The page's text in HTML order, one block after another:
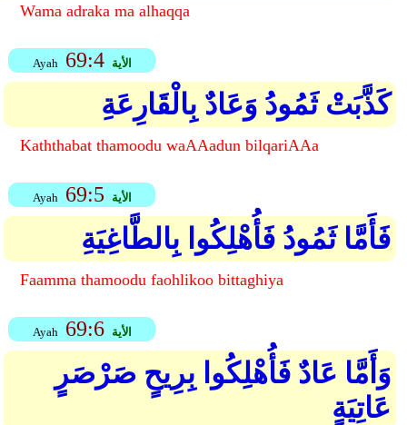
Wama adraka ma alhaqqa
Ayah 69:4 الأية
كَذَّبَتْ ثَمُودُ وَعَادٌ بِالْقَارِعَةِ
Kaththabat thamoodu waAAadun bilqariAAa
Ayah 69:5 الأية
فَأَمَّا ثَمُودُ فَأُهْلِكُوا بِالطَّاغِيَةِ
Faamma thamoodu faohlikoo bittaghiya
Ayah 69:6 الأية
وَأَمَّا عَادٌ فَأُهْلِكُوا بِرِيحٍ صَرْصَرٍ
عَاتِيَةٍ